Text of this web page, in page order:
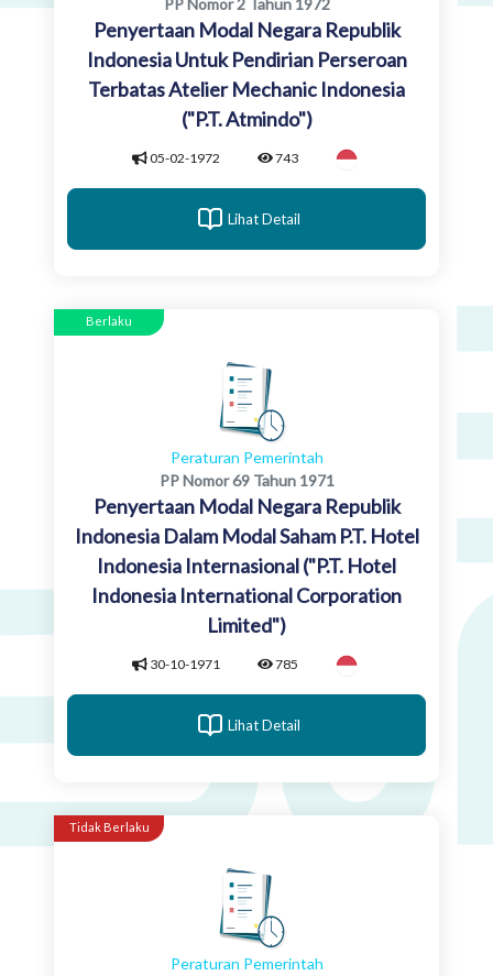
PP Nomor 2 Tahun 1972
Penyertaan Modal Negara Republik
Indonesia Untuk Pendirian Perseroan
Terbatas Atelier Mechanic Indonesia
("P.T. Atmindo")
05-02-1972 743
Lihat Detail
Berlaku
Peraturan Pemerintah
PP Nomor 69 Tahun 1971
Penyertaan Modal Negara Republik
Indonesia Dalam Modal Saham P.T. Hotel
Indonesia Internasional ("P.T. Hotel
Indonesia International Corporation
Limited")
30-10-1971 785
Lihat Detail
Tidak Berlaku
Peraturan Pemerintah